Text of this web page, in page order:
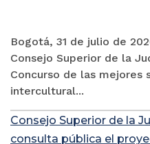
Bogotá, 31 de julio de
Consejo Superior de la
Concurso de las mejores
intercultural...
Consejo Superior de la
consulta pública el